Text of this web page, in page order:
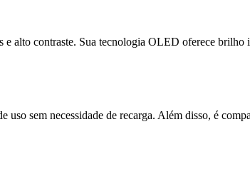
alto contraste. Sua tecnologia OLED oferece brilho
uso sem necessidade de recarga. Além disso, é